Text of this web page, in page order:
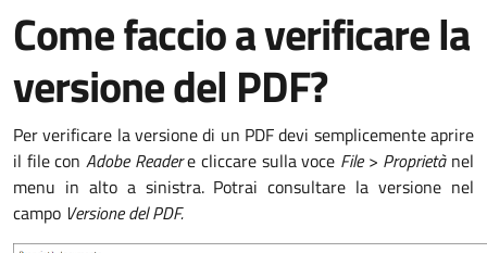
Come faccio a verificare la
versione del PDF?
Per verificare la versione di un PDF devi semplicemente aprire
il file con Adobe Readere cliccare sulla voce File > Proprietà nel
menu in alto a sinistra. Potrai consultare la versione nel
campo Versione del PDF.